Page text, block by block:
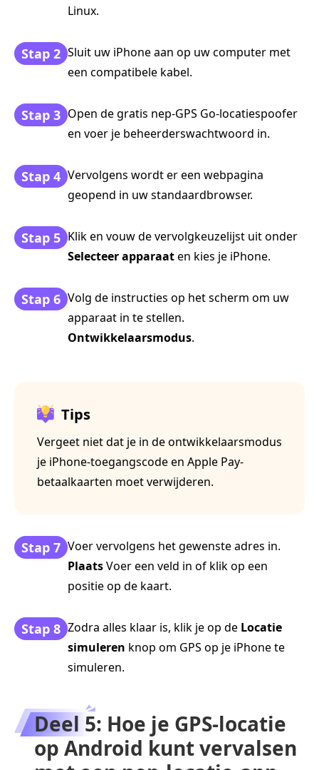
Linux.
Stap 2 Sluit uw iPhone aan op uw computer met
een compatibele kabel.
Stap 3 Open de gratis nep-GPS Go-locatiespoofer
en voer je beheerderswachtwoord in.
Stap 4 Vervolgens wordt er een webpagina
geopend in uw standaardbrowser.
Stap 5 Klik en vouw de vervolgkeuzelijst uit onder
Selecteer apparaaten kies je iPhone.
Stap 6 Volg de instructies op het scherm om uw
apparaat in te stellen.
Ontwikkelaarsmodus.
Tips
Vergeet niet dat je in de ontwikkelaarsmodus
je iPhone-toegangscode en Apple Pay-
betaalkaarten moet verwijderen.
Stap 7 Voer vervolgens het gewenste adres in.
PlaatsVoer een veld in of klik op een
positie op de kaart.
Stap 8 Zodra alles klaar is, klik je op de Locatie
simuleren knop om GPS op je iPhone te
simuleren.
Deel 5: Hoe je GPS-locatie
op Android kunt vervalsen